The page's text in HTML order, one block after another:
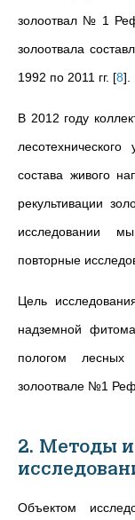
золоотвал № 1
золоотвала
1992 по 2011 гг. [8]
В 2012 году
состава живого
рекультивации
исследовании
повторные
Цель
надземной
пологом лесных
золоотвале №1
2. Методы
Объектом